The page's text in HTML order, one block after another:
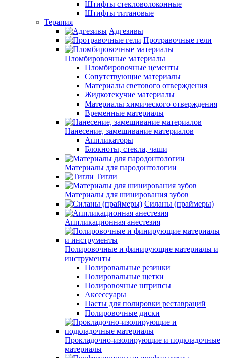
Штифты стекловолоконные
Штифты титановые
Терапия
Адгезивы
Протравочные гели
Пломбировочные материалы
Пломбировочные цементы
Сопутствующие материалы
Материалы светового отверждения
Жидкотекучие материалы
Материалы химического отверждения
Временные материалы
Нанесение, замешивание материалов
Аппликаторы
Блокноты, стекла, чаши
Материалы для пародонтологии
Тигли
Материалы для шинирования зубов
Силаны (праймеры)
Аппликационная анестезия
Полировочные и финирующие материалы и
инструменты
Полировальные резинки
Полировальные щетки
Полировочные штрипсы
Аксессуары
Пасты для полировки реставраций
Полировочные диски
Прокладочно-изолирующие и подкладочные
материалы